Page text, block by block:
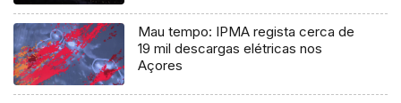
Mau tempo: IPMA regista cerca de
19 mil descargas elétricas nos
Açores